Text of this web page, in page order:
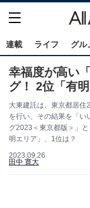
連載 ライフ グル
幸福度が高い
グ！ 2位「有
大東建託は、東京都居住
を行い、その結果を「い
グ2023＜東京都版＞」
明エリア」、1位は？
2023.09.26
田中 寛大